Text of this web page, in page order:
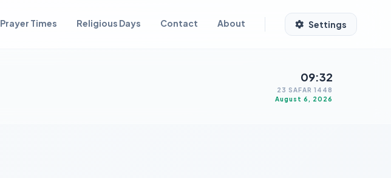
Prayer Times Religious Days Contact About Settings
09:32
23 SAFAR 1448
August 6, 2026